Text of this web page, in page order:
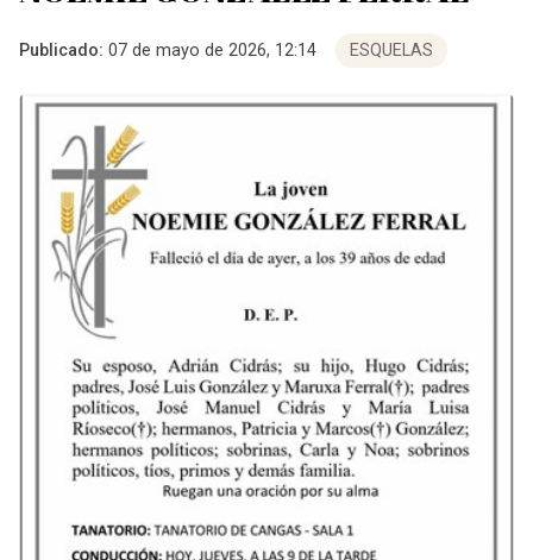
Publicado: 07 de mayo de 2026, 12:14 ESQUELAS